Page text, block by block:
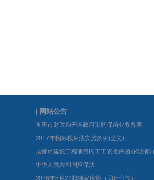
| 网站公告
重庆市财政局开展政府采购保函业务备案
2017年招标投标法实施条例(全文)
成都市建设工程项目民工工资担保函办理须知
中华人民共和国担保法
2026年5月22起独家优势（同行合作）